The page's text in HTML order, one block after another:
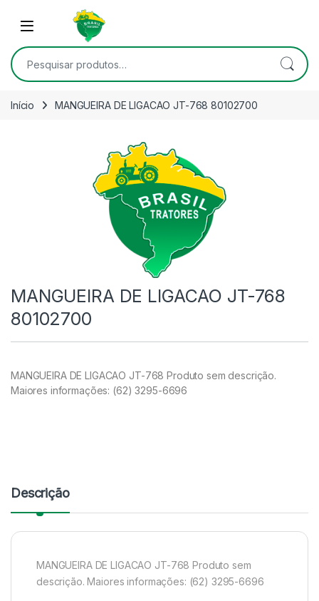
Skip to navigation
Open
Pesquisar por:
Início MANGUEIRA DE LIGACAO JT-768 80102700
MANGUEIRA DE LIGACAO JT-768
80102700
MANGUEIRA DE LIGACAO JT-768 Produto sem descrição.
Maiores informações: (62) 3295-6696
Descrição
MANGUEIRA DE LIGACAO JT-768 Produto sem
descrição. Maiores informações: (62) 3295-6696